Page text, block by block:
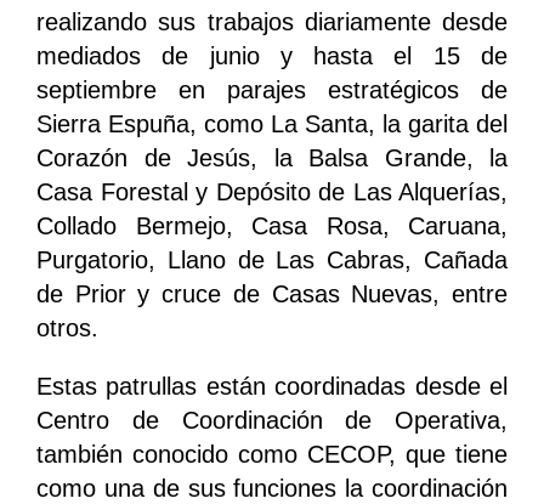
realizando sus trabajos diariamente desde
mediados de junio y hasta el 15 de
septiembre en parajes estratégicos de
Sierra Espuña, como La Santa, la garita del
Corazón de Jesús, la Balsa Grande, la
Casa Forestal y Depósito de Las Alquerías,
Collado Bermejo, Casa Rosa, Caruana,
Purgatorio, Llano de Las Cabras, Cañada
de Prior y cruce de Casas Nuevas, entre
otros.
Estas patrullas están coordinadas desde el
Centro de Coordinación de Operativa,
también conocido como CECOP, que tiene
como una de sus funciones la coordinación